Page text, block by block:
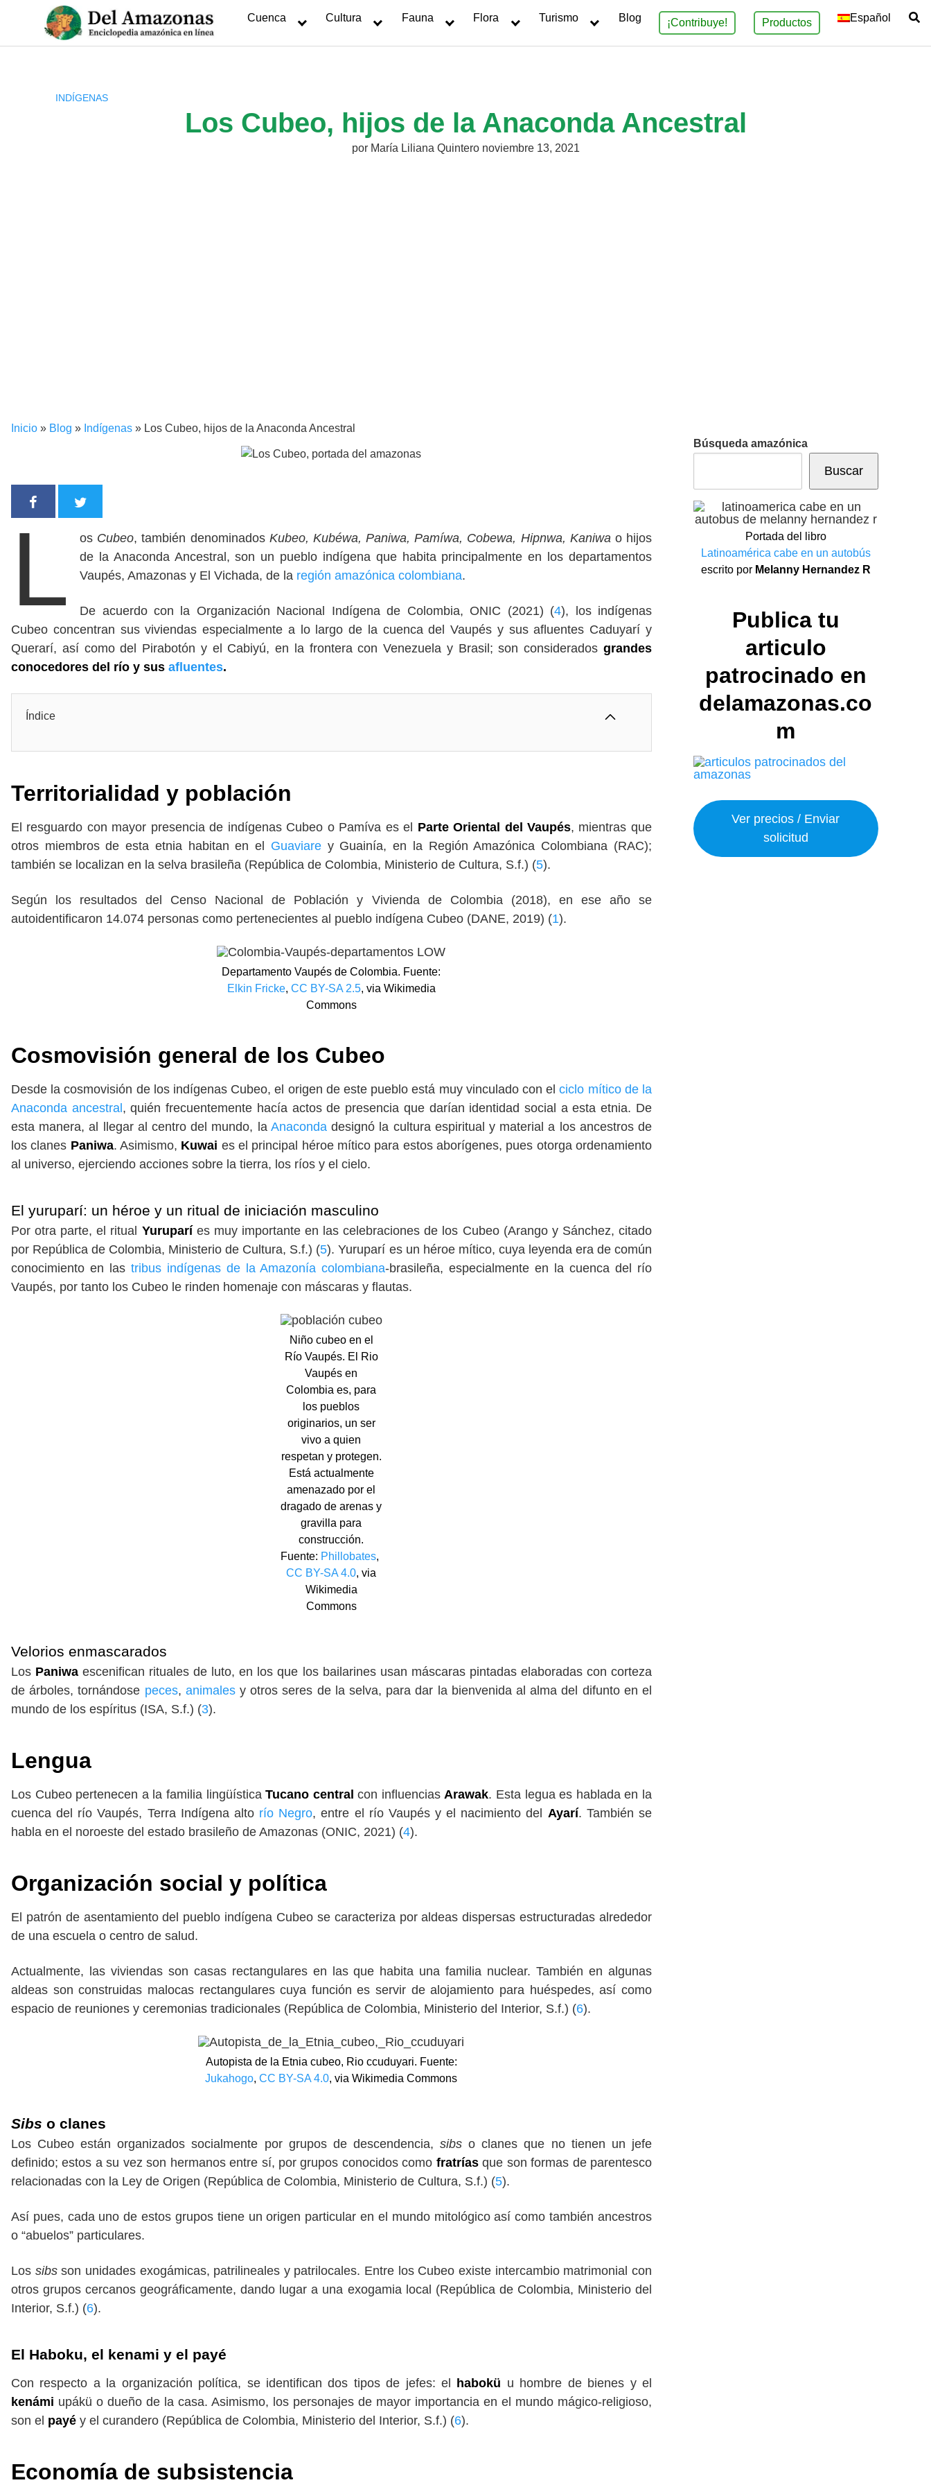
Cuenca Cultura Fauna Flora Turismo Blog ¡Contribuye! Productos Español
INDÍGENAS
Los Cubeo, hijos de la Anaconda Ancestral
por María Liliana Quintero noviembre 13, 2021
Inicio » Blog » Indígenas » Los Cubeo, hijos de la Anaconda Ancestral
L os Cubeo, también denominados Kubeo, Kubéwa, Paniwa, Pamíwa, Cobewa, Hipnwa, Kaniwa o hijos
de la Anaconda Ancestral, son un pueblo indígena que habita principalmente en los departamentos
Vaupés, Amazonas y El Vichada, de la región amazónica colombiana.
De acuerdo con la Organización Nacional Indígena de Colombia, ONIC (2021) (4), los indígenas
Cubeo concentran sus viviendas especialmente a lo largo de la cuenca del Vaupés y sus afluentes Caduyarí y
Querarí, así como del Pirabotón y el Cabiyú, en la frontera con Venezuela y Brasil; son considerados grandes
conocedores del río y sus afluentes.
Índice
Territorialidad y población
El resguardo con mayor presencia de indígenas Cubeo o Pamíva es el Parte Oriental del Vaupés, mientras que
otros miembros de esta etnia habitan en el Guaviare y Guainía, en la Región Amazónica Colombiana (RAC);
también se localizan en la selva brasileña (República de Colombia, Ministerio de Cultura, S.f.) (5).
Según los resultados del Censo Nacional de Población y Vivienda de Colombia (2018), en ese año se
autoidentificaron 14.074 personas como pertenecientes al pueblo indígena Cubeo (DANE, 2019) (1).
Departamento Vaupés de Colombia. Fuente:
Elkin Fricke, CC BY-SA 2.5, via Wikimedia
Commons
Cosmovisión general de los Cubeo
Desde la cosmovisión de los indígenas Cubeo, el origen de este pueblo está muy vinculado con elciclo mítico de la
Anaconda ancestral, quién frecuentemente hacía actos de presencia que darían identidad social a esta etnia. De
esta manera, al llegar al centro del mundo, la Anacondadesignó la cultura espiritual y material a los ancestros de
los clanes Paniwa. Asimismo, Kuwai es el principal héroe mítico para estos aborígenes, pues otorga ordenamiento
al universo, ejerciendo acciones sobre la tierra, los ríos y el cielo.
El yuruparí: un héroe y un ritual de iniciación masculino
Por otra parte, el ritual Yuruparí es muy importante en las celebraciones de los Cubeo (Arango y Sánchez, citado
por República de Colombia, Ministerio de Cultura, S.f.) (5). Yuruparí es un héroe mítico, cuya leyenda era de común
conocimiento en lastribus indígenas de la Amazonía colombiana-brasileña, especialmente en la cuenca del río
Vaupés, por tanto los Cubeo le rinden homenaje con máscaras y flautas.
Niño cubeo en el
Río Vaupés. El Rio
Vaupés en
Colombia es, para
los pueblos
originarios, un ser
vivo a quien
respetan y protegen.
Está actualmente
amenazado por el
dragado de arenas y
gravilla para
construcción.
Fuente: Phillobates,
CC BY-SA 4.0, via
Wikimedia
Commons
Velorios enmascarados
Los Paniwaescenifican rituales de luto, en los que los bailarines usan máscaras pintadas elaboradas con corteza
de árboles, tornándose peces, animales y otros seres de la selva, para dar la bienvenida al alma del difunto en el
mundo de los espíritus (ISA, S.f.) (3).
Lengua
Los Cubeo pertenecen a la familia lingüísticaTucano central con influencias Arawak. Esta legua es hablada en la
cuenca del río Vaupés, Terra Indígena alto río Negro, entre el río Vaupés y el nacimiento del Ayarí. También se
habla en el noroeste del estado brasileño de Amazonas (ONIC, 2021) (4).
Organización social y política
El patrón de asentamiento del pueblo indígena Cubeo se caracteriza por aldeas dispersas estructuradas alrededor
de una escuela o centro de salud.
Actualmente, las viviendas son casas rectangulares en las que habita una familia nuclear. También en algunas
aldeas son construidas malocas rectangulares cuya función es servir de alojamiento para huéspedes, así como
espacio de reuniones y ceremonias tradicionales (República de Colombia, Ministerio del Interior, S.f.) (6).
Autopista de la Etnia cubeo, Rio ccuduyari. Fuente:
Jukahogo,CC BY-SA 4.0, via Wikimedia Commons
Sibs o clanes
Los Cubeo están organizados socialmente por grupos de descendencia,sibs o clanes que no tienen un jefe
definido; estos a su vez son hermanos entre sí, por grupos conocidos como fratríasque son formas de parentesco
relacionadas con la Ley de Origen (República de Colombia, Ministerio de Cultura, S.f.) (5).
Así pues, cada uno de estos grupos tiene un origen particular en el mundo mitológico así como también ancestros
o “abuelos” particulares.
Los sibsson unidades exogámicas, patrilineales y patrilocales. Entre los Cubeo existe intercambio matrimonial con
otros grupos cercanos geográficamente, dando lugar a una exogamia local (República de Colombia, Ministerio del
Interior, S.f.) (6).
El Haboku, el kenami y el payé
Con respecto a la organización política, se identifican dos tipos de jefes: el habokü u hombre de bienes y el
kenámi upákü o dueño de la casa. Asimismo, los personajes de mayor importancia en el mundo mágico-religioso,
son el payé y el curandero (República de Colombia, Ministerio del Interior, S.f.) (6).
Economía de subsistencia
Búsqueda amazónica
Buscar
Portada del libro
Latinoamérica cabe en un autobús
escrito por Melanny Hernandez R
Publica tu
articulo
patrocinado en
delamazonas.co
m
Ver precios / Enviar
solicitud